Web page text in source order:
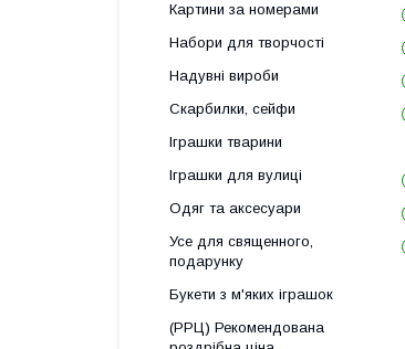
Картини за номерами
Набори для творчості
Надувні вироби
Скарбилки, сейфи
Іграшки тварини
Іграшки для вулиці
Одяг та аксесуари
Усе для священного,
подарунку
Букети з м'яких іграшок
(РРЦ) Рекомендована